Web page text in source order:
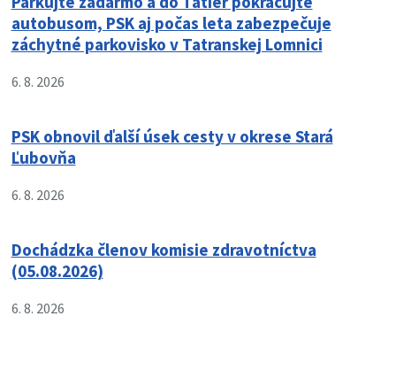
autobusom, PSK aj počas leta zabezpečuje
záchytné parkovisko v Tatranskej Lomnici
6. 8. 2026
PSK obnovil ďalší úsek cesty v okrese Stará
Ľubovňa
6. 8. 2026
Dochádzka členov komisie zdravotníctva
(05.08.2026)
6. 8. 2026